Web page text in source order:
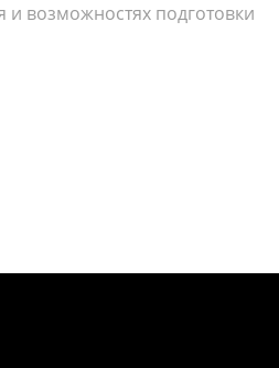
и возможностях подготовки